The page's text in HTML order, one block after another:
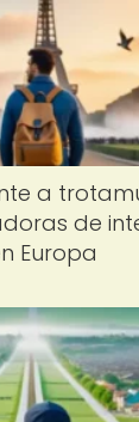
a
de
Europa